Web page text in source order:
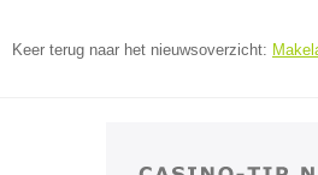
Keer terug naar het nieuwsoverzicht: